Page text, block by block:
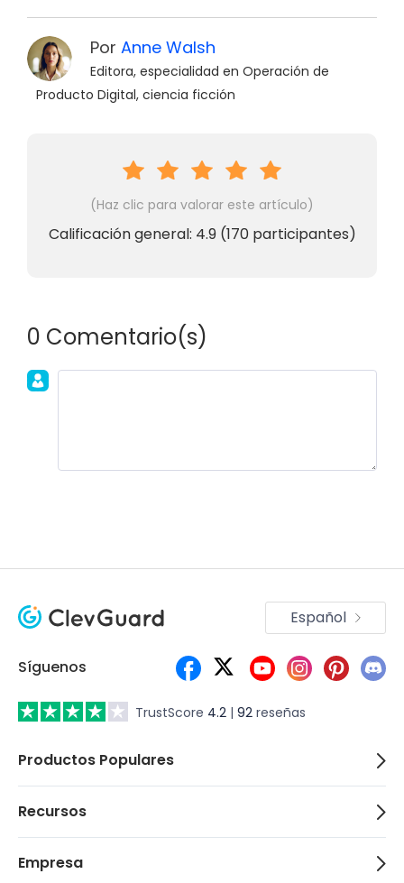
Por Anne Walsh
Editora, especialidad en Operación de
Producto Digital, ciencia ficción
(Haz clic para valorar este artículo)
Calificación general: 4.9(170participantes)
0 Comentario(s)
TrustScore 4.2 | 92 reseñas
Síguenos
Español
Productos Populares
Recursos
Empresa